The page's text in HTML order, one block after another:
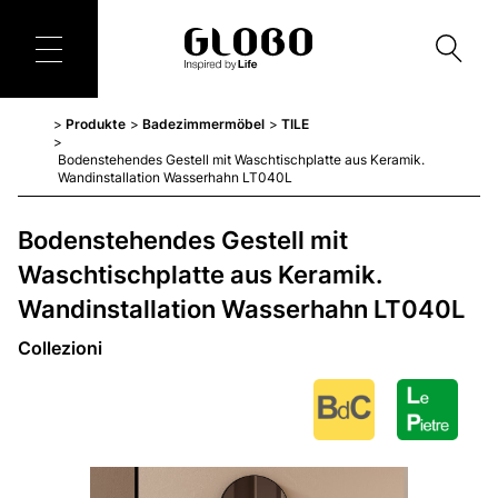
Produkte Badezimmermöbel TILE
Bodenstehendes Gestell mit Waschtischplatte aus Keramik.
Wandinstallation Wasserhahn LT040L
Bodenstehendes Gestell mit
Waschtischplatte aus Keramik.
Wandinstallation Wasserhahn LT040L
Collezioni